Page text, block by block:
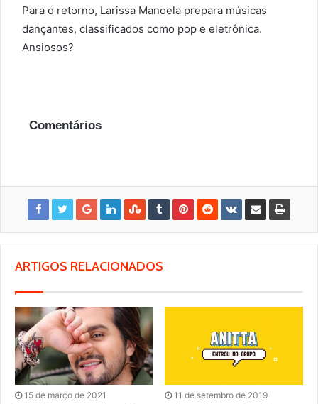
Para o retorno, Larissa Manoela prepara músicas
dançantes, classificados como pop e eletrônica.
Ansiosos?
Comentários
ARTIGOS RELACIONADOS
15 de março de 2021 11 de setembro de 2019